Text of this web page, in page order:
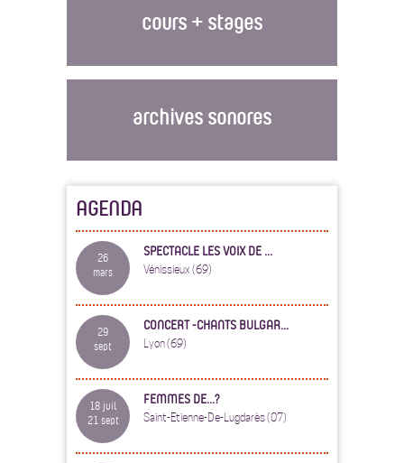
cours + stages
archives sonores
AGENDA
26
mars
SPECTACLE LES VOIX DE ...
Vénissieux (69)
29
sept
CONCERT -CHANTS BULGAR...
Lyon (69)
18 juil
21 sept
FEMMES DE...?
Saint-Etienne-De-Lugdarès (07)